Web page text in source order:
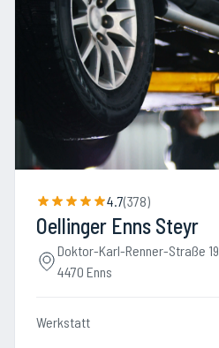
4.7(378)
Oellinger Enns Steyr
Doktor-Karl-Renner-Straße 19
4470 Enns
Werkstatt